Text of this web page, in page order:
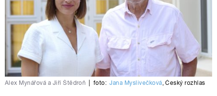
Alex Mynářová a Jiří Štědroň foto: Jana Myslivečková,Český rozhlas